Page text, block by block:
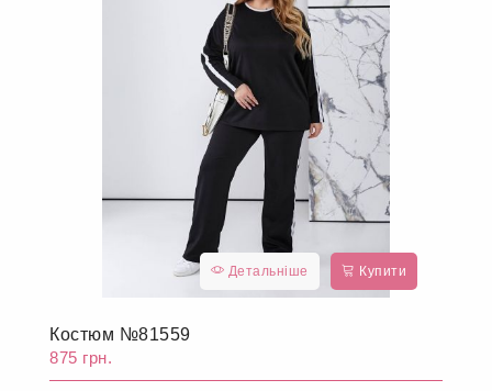
Детальніше Купити
Костюм №81559
875 грн.